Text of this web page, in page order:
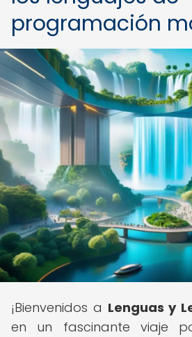
programación
¡Bienvenidos a Lenguas y
en un fascinante viaje